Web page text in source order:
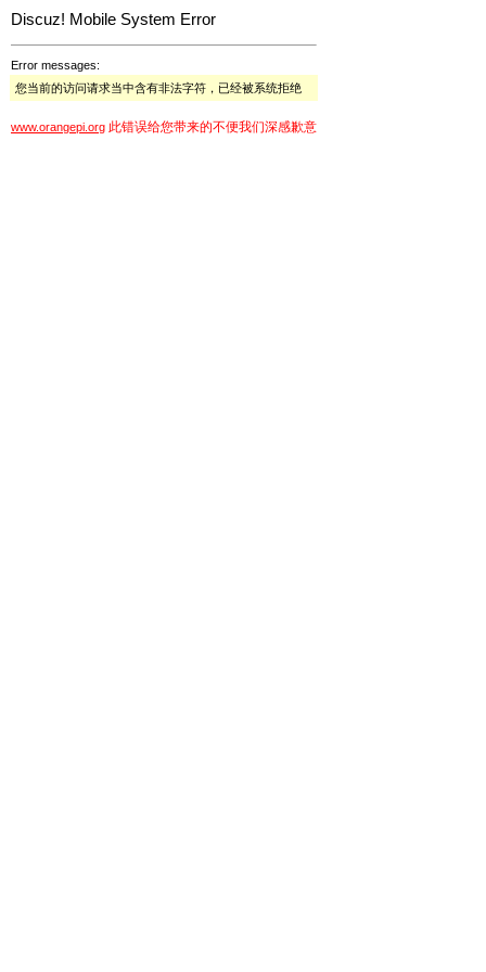
Discuz! Mobile System Error
Error messages:
您当前的访问请求当中含有非法字符，已经被系统拒绝
www.orangepi.org 此错误给您带来的不便我们深感歉意